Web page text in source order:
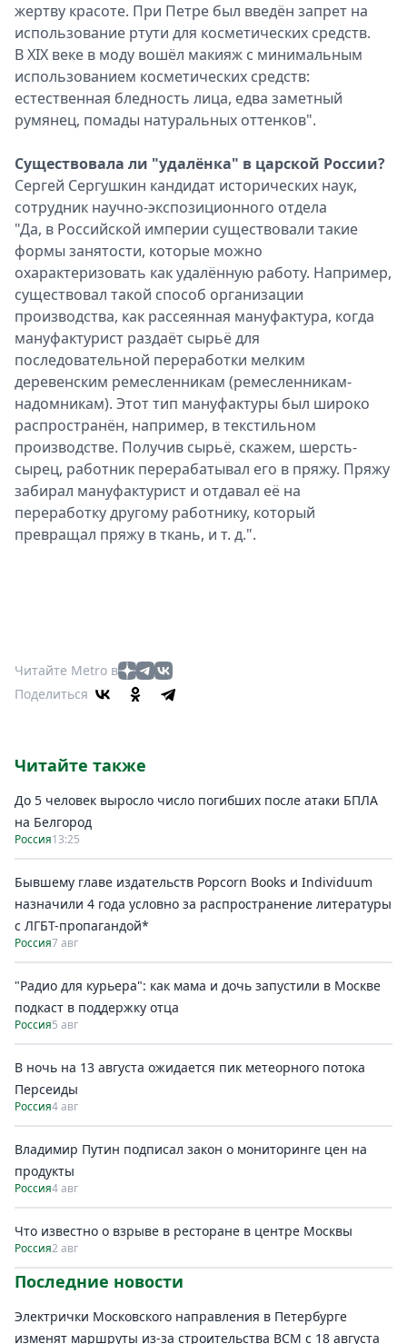
жертву красоте. При Петре был введён запрет на
использование ртути для косметических средств.
В XIX веке в моду вошёл макияж с минимальным
использованием косметических средств:
естественная бледность лица, едва заметный
румянец, помады натуральных оттенков".
Существовала ли "удалёнка" в царской России?
Сергей Сергушкин кандидат исторических наук,
сотрудник научно-экспозиционного отдела
"Да, в Российской империи существовали такие
формы занятости, которые можно
охарактеризовать как удалённую работу. Например,
существовал такой способ организации
производства, как рассеянная мануфактура, когда
мануфактурист раздаёт сырьё для
последовательной переработки мелким
деревенским ремесленникам (ремесленникам-
надомникам). Этот тип мануфактуры был широко
распространён, например, в текстильном
производстве. Получив сырьё, скажем, шерсть-
сырец, работник перерабатывал его в пряжу. Пряжу
забирал мануфактурист и отдавал её на
переработку другому работнику, который
превращал пряжу в ткань, и т. д.".
Читайте Metro в
Поделиться
Читайте также
До 5 человек выросло число погибших после атаки БПЛА
на Белгород
Россия13:25
Бывшему главе издательств Popcorn Books и Individuum
назначили 4 года условно за распространение литературы
с ЛГБТ-пропагандой*
Россия7 авг
"Радио для курьера": как мама и дочь запустили в Москве
подкаст в поддержку отца
Россия5 авг
В ночь на 13 августа ожидается пик метеорного потока
Персеиды
Россия4 авг
Владимир Путин подписал закон о мониторинге цен на
продукты
Россия4 авг
Что известно о взрыве в ресторане в центре Москвы
Россия2 авг
Последние новости
Электрички Московского направления в Петербурге
изменят маршруты из-за строительства ВСМ с 18 августа